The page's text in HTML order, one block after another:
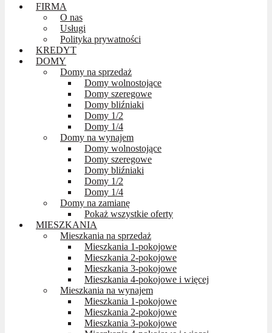
FIRMA
O nas
Usługi
Polityka prywatności
KREDYT
DOMY
Domy na sprzedaż
Domy wolnostojące
Domy szeregowe
Domy bliźniaki
Domy 1/2
Domy 1/4
Domy na wynajem
Domy wolnostojące
Domy szeregowe
Domy bliźniaki
Domy 1/2
Domy 1/4
Domy na zamianę
Pokaż wszystkie oferty
MIESZKANIA
Mieszkania na sprzedaż
Mieszkania 1-pokojowe
Mieszkania 2-pokojowe
Mieszkania 3-pokojowe
Mieszkania 4-pokojowe i więcej
Mieszkania na wynajem
Mieszkania 1-pokojowe
Mieszkania 2-pokojowe
Mieszkania 3-pokojowe